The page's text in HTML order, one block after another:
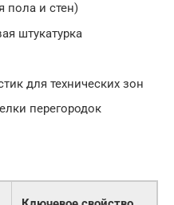
пола и стен)
штукатурка
для технических зон
перегородок